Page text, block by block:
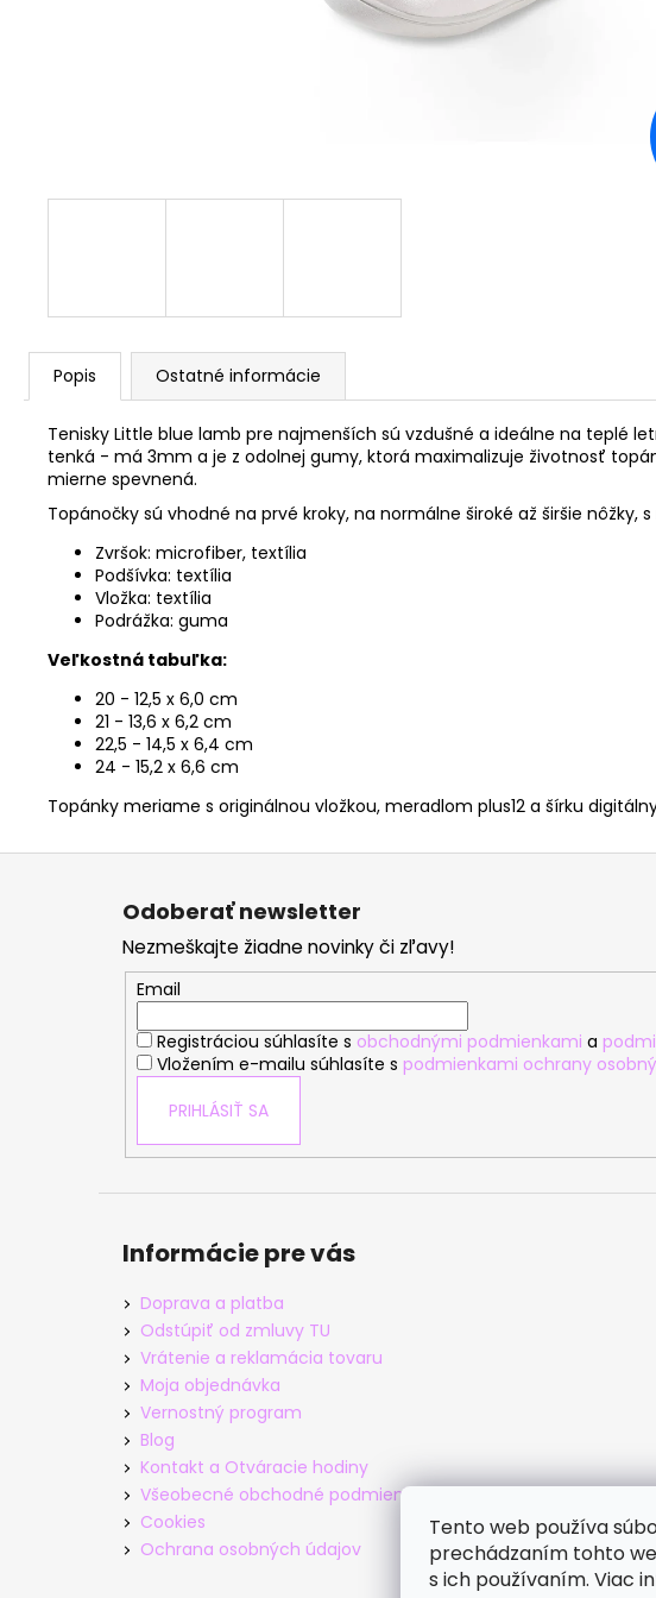
Tento web používa
prechádzaním tohto
s ich používaním. Viac
Popis Ostatné informácie
Tenisky Little blue lamb pre najmenších sú vzdušné a ideálne na teplé
tenká - má 3mm a je z odolnej gumy, ktorá maximalizuje životnosť
mierne spevnená.
Topánočky sú vhodné na prvé kroky, na normálne široké až širšie nôžky,
Zvršok: microfiber, textília
Podšívka: textília
Vložka: textília
Podrážka: guma
Veľkostná tabuľka:
20 - 12,5 x 6,0 cm
21 - 13,6 x 6,2 cm
22,5 - 14,5 x 6,4 cm
24 - 15,2 x 6,6 cm
Topánky meriame s originálnou vložkou, meradlom plus12 a šírku
Z
Odoberať newsletter
Nezmeškajte žiadne novinky či zľavy!
Email
Registráciou súhlasíte s obchodnými podmienkami a
Vložením e-mailu súhlasíte s podmienkami ochrany
PRIHLÁSIŤ SA
Informácie pre vás
Doprava a platba
Odstúpiť od zmluvy TU
Vrátenie a reklamácia tovaru
Moja objednávka
Vernostný program
Blog
Kontakt a Otváracie hodiny
Všeobecné obchodné podmienky
Cookies
Ochrana osobných údajov